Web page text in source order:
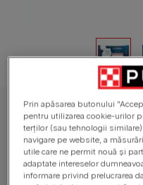
GOURMET® PERLE, cu Vită,
pisici
GOURMET®
Somon, hrană
Prin apăsarea butonului
pentru utilizarea cookie-urilor
terților (sau tehnologii
navigare pe website, a
utile care ne permit nouă și
adaptate intereselor
informare privind prelucrarea